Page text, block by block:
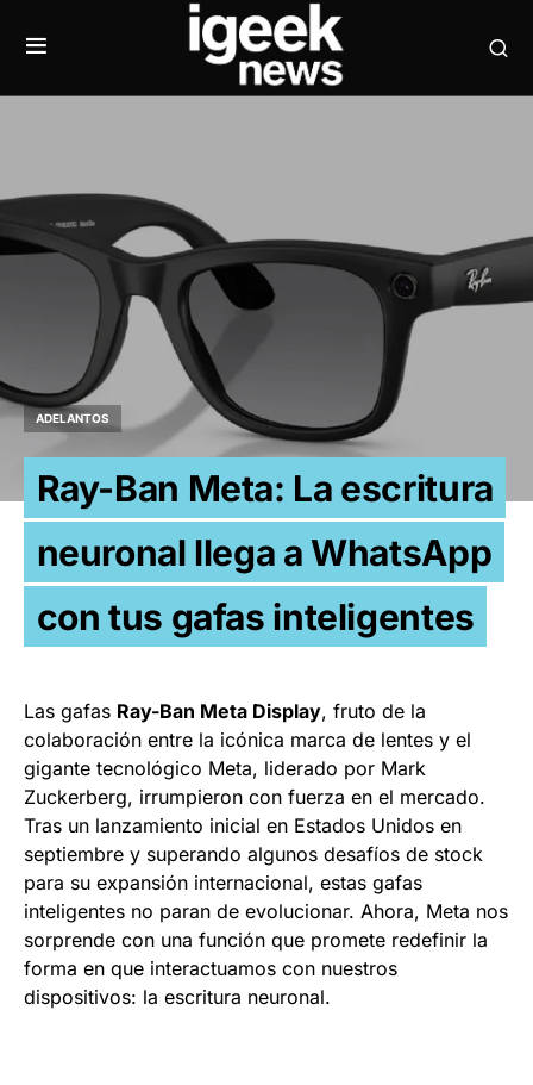
ADELANTOS
Ray-Ban Meta: La escritura
neuronal llega a WhatsApp
con tus gafas inteligentes
Las gafas Ray-Ban Meta Display, fruto de la
colaboración entre la icónica marca de lentes y el
gigante tecnológico Meta, liderado por Mark
Zuckerberg, irrumpieron con fuerza en el mercado.
Tras un lanzamiento inicial en Estados Unidos en
septiembre y superando algunos desafíos de stock
para su expansión internacional, estas gafas
inteligentes no paran de evolucionar. Ahora, Meta nos
sorprende con una función que promete redefinir la
forma en que interactuamos con nuestros
dispositivos: la escritura neuronal.